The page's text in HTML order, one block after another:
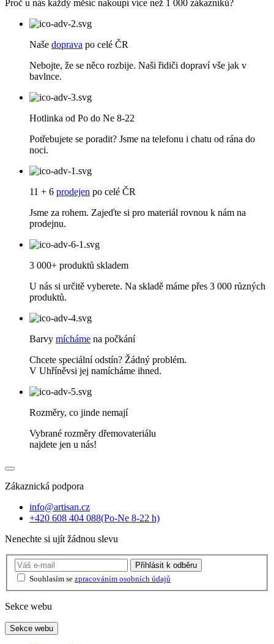
Proč u nás každý měsíc nakoupí více než 1 000 zákazníků?
Naše doprava po celé ČR
Nebojte, že se něco rozbije. Naši řidiči dopraví vše jak v
bavlnce.
Hotlinka od Po do Ne 8-22
Potřebujete se poradit? Jsme na telefonu i chatu od rána do
noci.
11 + 6 prodejen po celé ČR
Jsme za rohem. Zajeďte si pro materiál rovnou k nám na
prodejnu.
3 000+ produktů skladem
U nás si určitě vyberete. Na skladě máme přes 3 000 různých
produktů.
Barvy mícháme na počkání
Chcete speciální odstín? Žádný problém.
V Uhříněvsi jej namícháme ihned.
Rozměry, co jinde nemají
Vybrané rozměry dřemovateriálu
najdete jen u nás!
Zákaznická podpora
info@artisan.cz
+420 608 404 088(Po-Ne 8-22 h)
Nenechte si ujít žádnou slevu
Přihlásit k odběru
Souhlasím se zpracováním osobních údajů
Sekce webu
Sekce webu